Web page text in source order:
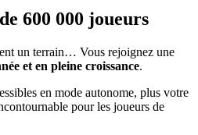
600 000 joueurs
un terrain… Vous rejoignez une
et en pleine croissance.
en mode autonome, plus votre
pour les joueurs de